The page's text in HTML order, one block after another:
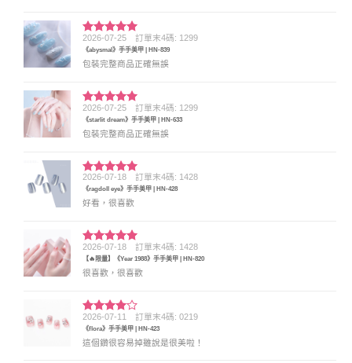
評分5 滿
分 5
2026-07-25 訂單末4碼: 1299
《abysmal》手手美甲 | HN-839
包裝完整商品正確無誤
評分5 滿
分 5
2026-07-25 訂單末4碼: 1299
《starlit dream》手手美甲 | HN-633
包裝完整商品正確無誤
評分5 滿
分 5
2026-07-18 訂單末4碼: 1428
《ragdoll eye》手手美甲 | HN-428
好看，很喜歡
評分5 滿
分 5
2026-07-18 訂單末4碼: 1428
【🔥限量】《Year 1988》手手美甲 | HN-820
很喜歡，很喜歡
評分4
滿分 5
2026-07-11 訂單末4碼: 0219
《flora》手手美甲 | HN-423
這個鑽很容易掉雖說是很美啦！